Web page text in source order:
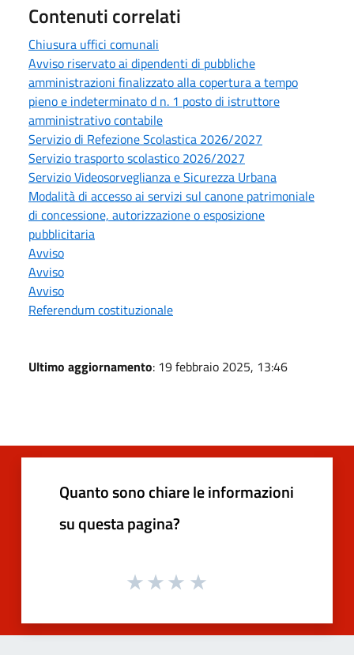
Contenuti correlati
Chiusura uffici comunali
Avviso riservato ai dipendenti di pubbliche
amministrazioni finalizzato alla copertura a tempo
pieno e indeterminato d n. 1 posto di istruttore
amministrativo contabile
Servizio di Refezione Scolastica 2026/2027
Servizio trasporto scolastico 2026/2027
Servizio Videosorveglianza e Sicurezza Urbana
Modalità di accesso ai servizi sul canone patrimoniale
di concessione, autorizzazione o esposizione
pubblicitaria
Avviso
Avviso
Avviso
Referendum costituzionale
Ultimo aggiornamento: 19 febbraio 2025, 13:46
Quanto sono chiare le informazioni
su questa pagina?